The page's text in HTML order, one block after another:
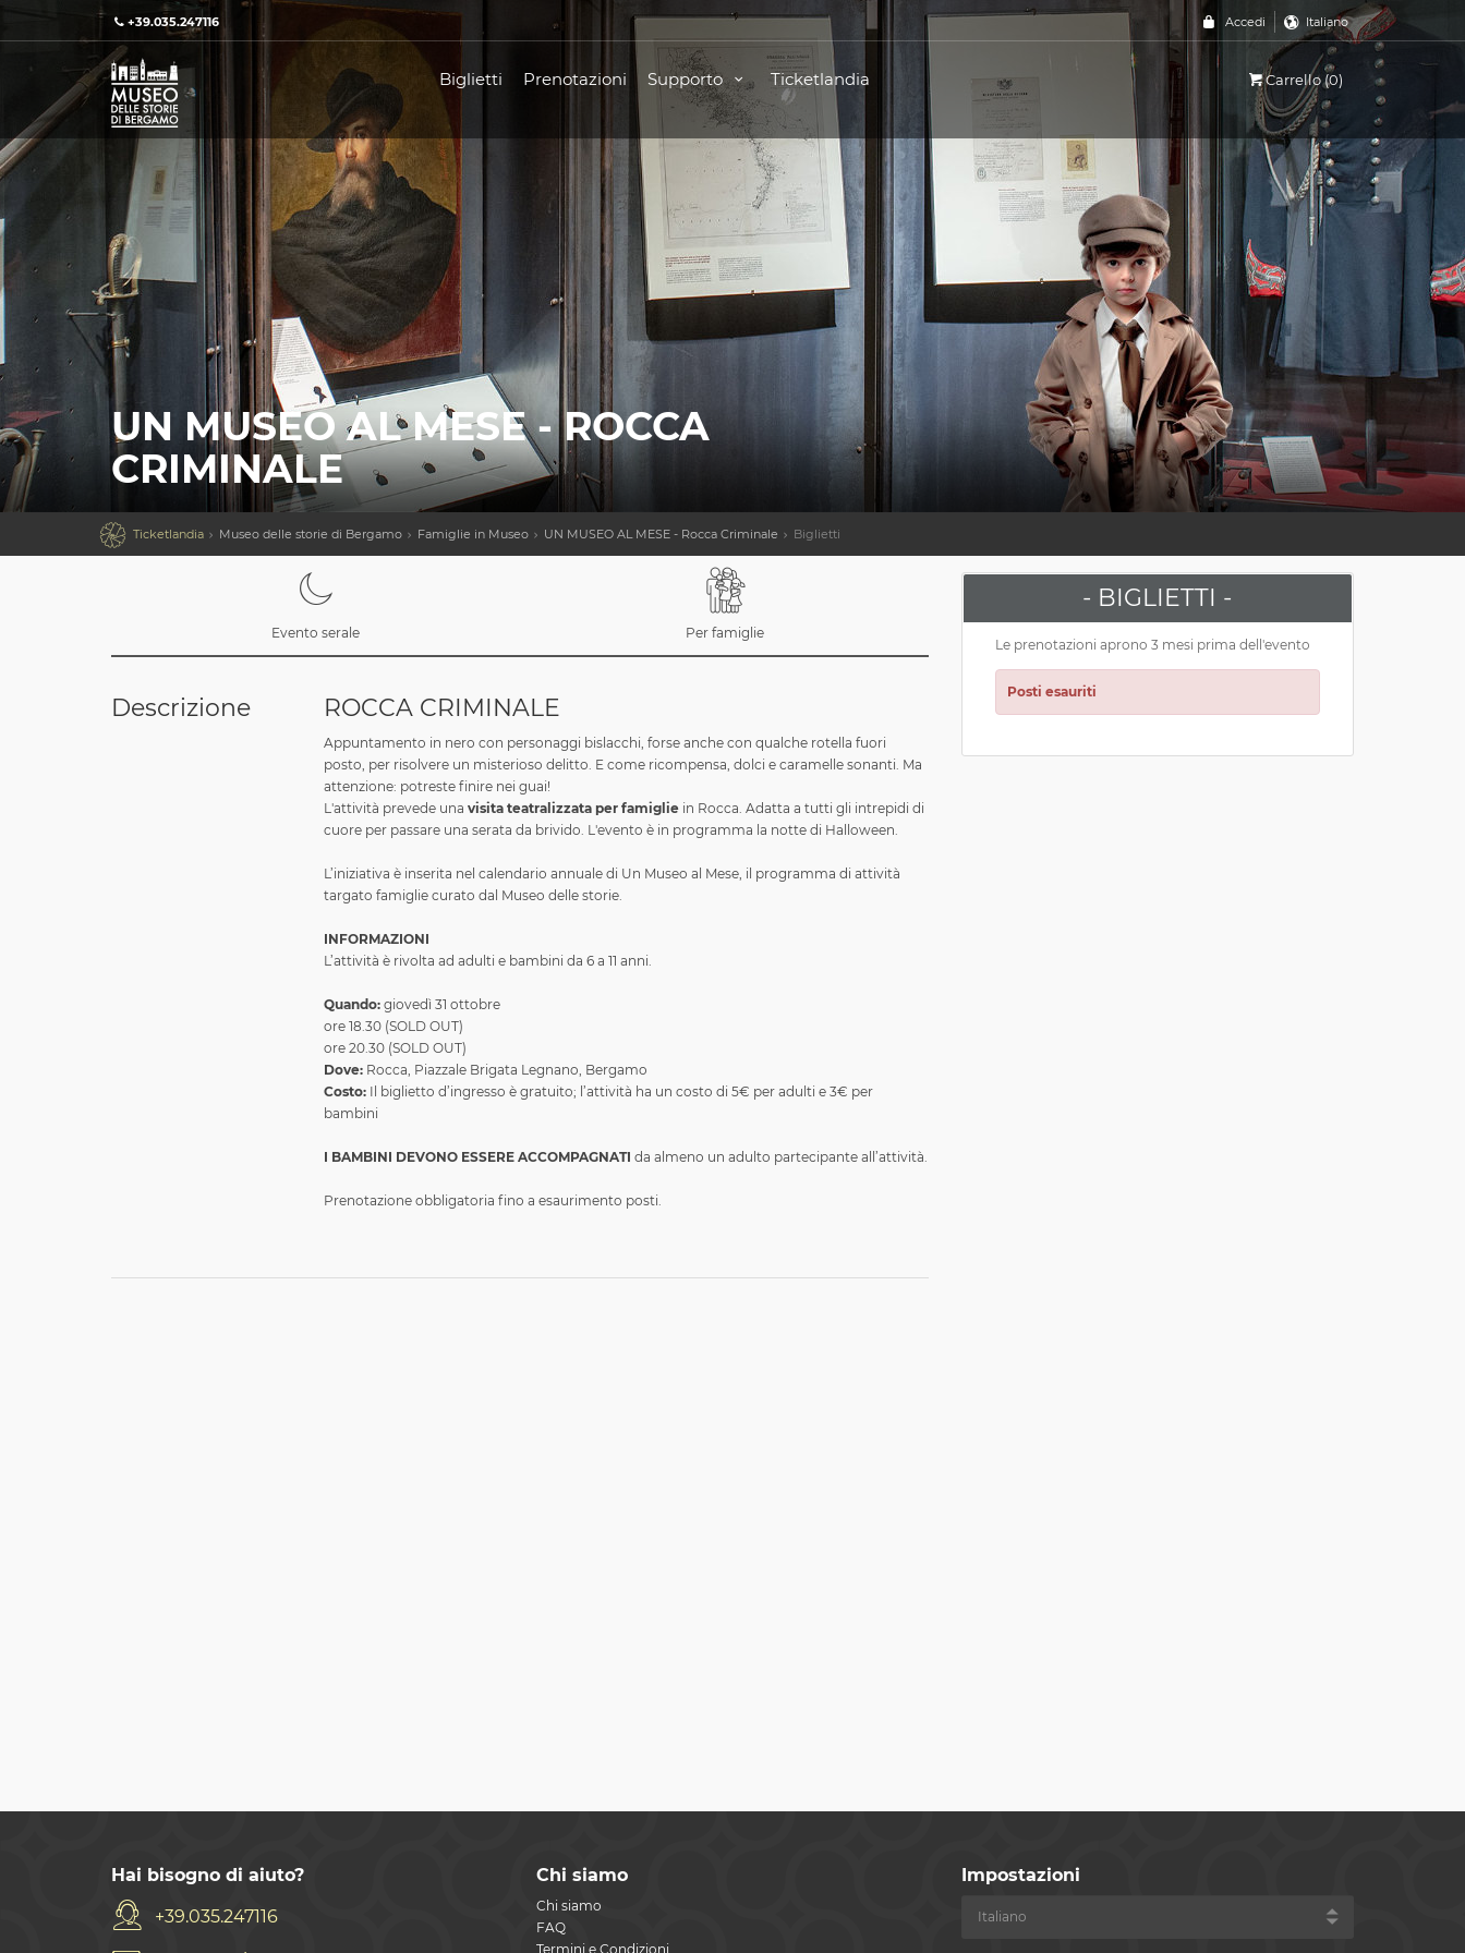
+39.035.247116 Accedi Italiano
Biglietti Prenotazioni Supporto Ticketlandia Carrello (0)
UN MUSEO AL MESE - ROCCA
CRIMINALE
 Ticketlandia Museo delle storie di Bergamo Famiglie in Museo UN MUSEO AL MESE - Rocca Criminale Biglietti
Evento serale Per famiglie
Descrizione ROCCA CRIMINALE
Appuntamento in nero con personaggi bislacchi, forse anche con qualche rotella fuori
posto, per risolvere un misterioso delitto. E come ricompensa, dolci e caramelle sonanti. Ma
attenzione: potreste finire nei guai!
L'attività prevede una visita teatralizzata per famiglie in Rocca. Adatta a tutti gli intrepidi di
cuore per passare una serata da brivido. L'evento è in programma la notte di Halloween.
L’iniziativa è inserita nel calendario annuale di Un Museo al Mese, il programma di attività
targato famiglie curato dal Museo delle storie.
INFORMAZIONI
L’attività è rivolta ad adulti e bambini da 6 a 11 anni.
Quando: giovedì 31 ottobre
ore 18.30 (SOLD OUT)
ore 20.30 (SOLD OUT)
Dove: Rocca, Piazzale Brigata Legnano, Bergamo
Costo: Il biglietto d’ingresso è gratuito; l’attività ha un costo di 5€ per adulti e 3€ per
bambini
I BAMBINI DEVONO ESSERE ACCOMPAGNATI da almeno un adulto partecipante all’attività.
Prenotazione obbligatoria fino a esaurimento posti.
- BIGLIETTI -
Le prenotazioni aprono 3 mesi prima dell'evento
Posti esauriti
Hai bisogno di aiuto?
+39.035.247116
Chi siamo
Chi siamo
FAQ
Termini e Condizioni
Impostazioni